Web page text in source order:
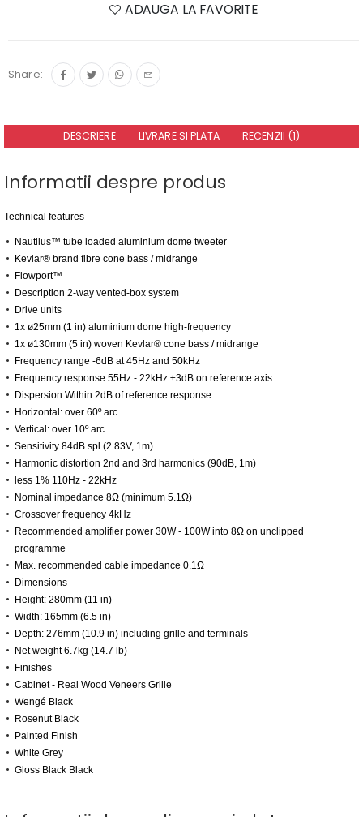
ADAUGA LA FAVORITE
Share:
DESCRIERE LIVRARE SI PLATA RECENZII (1)
Informatii despre produs
Technical features
Nautilus™ tube loaded aluminium dome tweeter
Kevlar® brand fibre cone bass / midrange
Flowport™
Description 2-way vented-box system
Drive units
1x ø25mm (1 in) aluminium dome high-frequency
1x ø130mm (5 in) woven Kevlar® cone bass / midrange
Frequency range -6dB at 45Hz and 50kHz
Frequency response 55Hz - 22kHz ±3dB on reference axis
Dispersion Within 2dB of reference response
Horizontal: over 60º arc
Vertical: over 10º arc
Sensitivity 84dB spl (2.83V, 1m)
Harmonic distortion 2nd and 3rd harmonics (90dB, 1m)
less 1% 110Hz - 22kHz
Nominal impedance 8Ω (minimum 5.1Ω)
Crossover frequency 4kHz
Recommended amplifier power 30W - 100W into 8Ω on unclipped
programme
Max. recommended cable impedance 0.1Ω
Dimensions
Height: 280mm (11 in)
Width: 165mm (6.5 in)
Depth: 276mm (10.9 in) including grille and terminals
Net weight 6.7kg (14.7 lb)
Finishes
Cabinet - Real Wood Veneers Grille
Wengé Black
Rosenut Black
Painted Finish
White Grey
Gloss Black Black